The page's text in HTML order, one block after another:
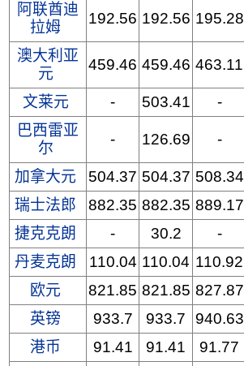
阿联酋迪
拉姆
192.56 192.56 195.28
澳大利亚
元
459.46 459.46 463.11
文莱元 - 503.41 -
巴西雷亚
尔
- 126.69 -
加拿大元 504.37 504.37 508.34
瑞士法郎
882.35 882.35 889.17
捷克克朗
- 30.2 -
丹麦克朗
110.04 110.04 110.92
欧元
821.85 821.85 827.87
英镑
933.7 933.7 940.63
港币
91.41 91.41 91.77